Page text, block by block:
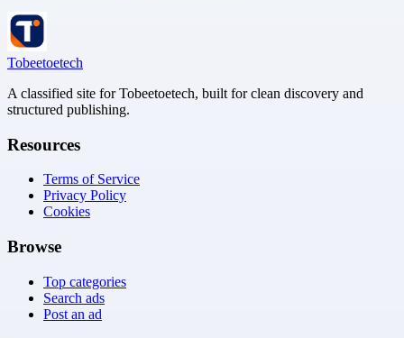
Tobeetoetech
A classified site for Tobeetoetech, built for clean discovery and
structured publishing.
Resources
Terms of Service
Privacy Policy
Cookies
Browse
Top categories
Search ads
Post an ad